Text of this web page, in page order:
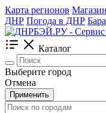
Карта регионов
ДНР Погода в ДНР
Каталог
Выберите город
Отмена
Применить